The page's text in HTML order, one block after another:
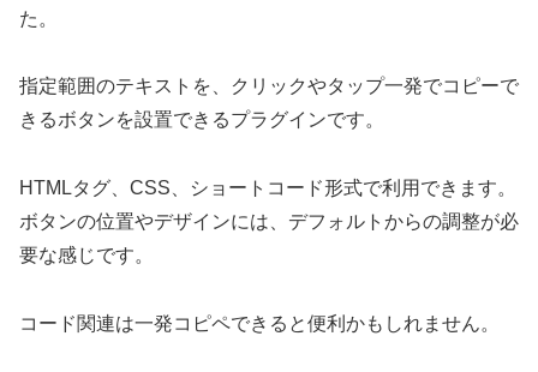
た。
指定範囲のテキストを、クリックやタップ一発でコピーで
きるボタンを設置できるプラグインです。
HTMLタグ、CSS、ショートコード形式で利用できます。
ボタンの位置やデザインには、デフォルトからの調整が必
要な感じです。
コード関連は一発コピペできると便利かもしれません。